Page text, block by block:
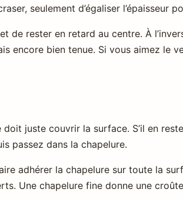
seulement d’égaliser l’épaisseur
de rester en retard au centre. À
encore bien tenue. Si vous aimez le
juste couvrir la surface. S’il en
passez dans la chapelure.
adhérer la chapelure sur toute la
Une chapelure fine donne une